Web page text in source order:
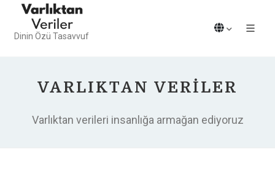
Dinin Özü Tasavvuf
VARLIKTAN VERILER
Varlıktan verileri insanlığa armağan ediyoruz